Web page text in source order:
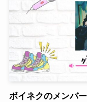
ボイネクのメンバ